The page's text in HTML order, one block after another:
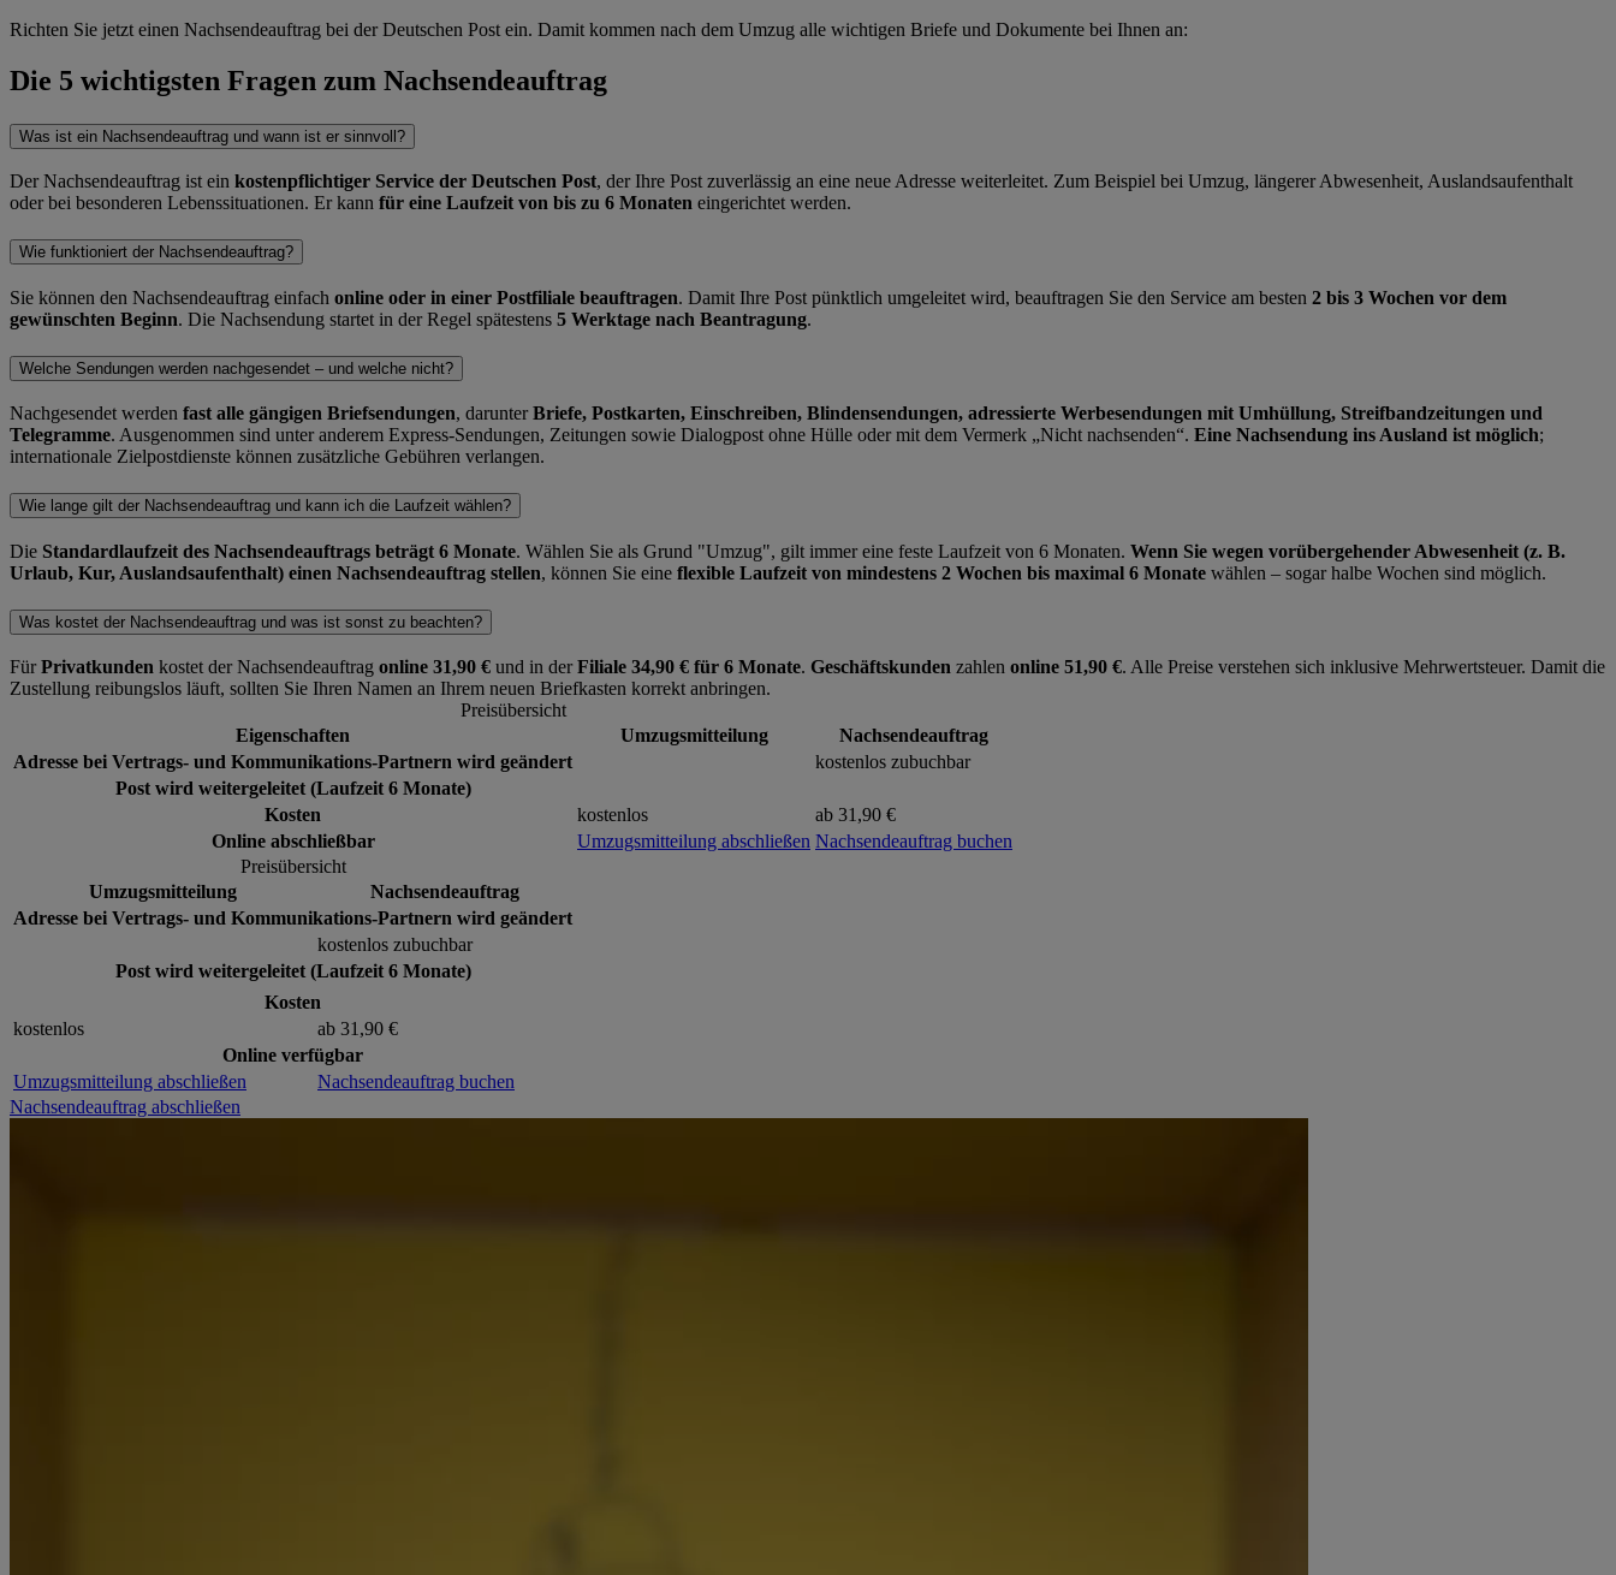
Richten Sie jetzt einen Nachsendeauftrag bei der Deutschen Post ein. Damit kommen nach dem Umzug alle wichtigen Briefe und Dokumente bei Ihnen an:
Die 5 wichtigsten Fragen zum Nachsendeauftrag
Was ist ein Nachsendeauftrag und wann ist er sinnvoll?
Der Nachsendeauftrag ist ein kostenpflichtiger Service der Deutschen Post, der Ihre Post zuverlässig an eine neue Adresse weiterleitet. Zum Beispiel bei Umzug, längerer Abwesenheit, Auslandsaufenthalt
oder bei besonderen Lebenssituationen. Er kann für eine Laufzeit von bis zu 6 Monaten eingerichtet werden.
Wie funktioniert der Nachsendeauftrag?
Sie können den Nachsendeauftrag einfach online oder in einer Postfiliale beauftragen. Damit Ihre Post pünktlich umgeleitet wird, beauftragen Sie den Service am besten 2 bis 3 Wochen vor dem
gewünschten Beginn. Die Nachsendung startet in der Regel spätestens 5 Werktage nach Beantragung.
Welche Sendungen werden nachgesendet – und welche nicht?
Nachgesendet werden fast alle gängigen Briefsendungen, darunterBriefe, Postkarten, Einschreiben, Blindensendungen, adressierte Werbesendungen mit Umhüllung, Streifbandzeitungen und
Telegramme. Ausgenommen sind unter anderem Express-Sendungen, Zeitungen sowie Dialogpost ohne Hülle oder mit dem Vermerk „Nicht nachsenden“. Eine Nachsendung ins Ausland ist möglich;
internationale Zielpostdienste können zusätzliche Gebühren verlangen.
Wie lange gilt der Nachsendeauftrag und kann ich die Laufzeit wählen?
Die Standardlaufzeit des Nachsendeauftrags beträgt 6 Monate. Wählen Sie als Grund "Umzug", gilt immer eine feste Laufzeit von 6 Monaten. Wenn Sie wegen vorübergehender Abwesenheit (z. B.
Urlaub, Kur, Auslandsaufenthalt) einen Nachsendeauftrag stellen, können Sie eine flexible Laufzeit von mindestens 2 Wochen bis maximal 6 Monate wählen – sogar halbe Wochen sind möglich.
Was kostet der Nachsendeauftrag und was ist sonst zu beachten?
FürPrivatkunden kostet der Nachsendeauftrag online 31,90 € und in derFiliale 34,90 € für 6 Monate. Geschäftskunden zahlen online 51,90 €. Alle Preise verstehen sich inklusive Mehrwertsteuer. Damit die
Zustellung reibungslos läuft, sollten Sie Ihren Namen an Ihrem neuen Briefkasten korrekt anbringen.
Preisübersicht
Eigenschaften
Umzugsmitteilung
Nachsendeauftrag
Adresse bei Vertrags- und Kommunikations-Partnern wird geändert
kostenlos zubuchbar
Post wird weitergeleitet (Laufzeit 6 Monate)
Kosten
kostenlos
ab 31,90 €
Online abschließbar
Umzugsmitteilung abschließen Nachsendeauftrag buchen
Preisübersicht
Umzugsmitteilung
Nachsendeauftrag
Adresse bei Vertrags- und Kommunikations-Partnern wird geändert
kostenlos zubuchbar
Post wird weitergeleitet (Laufzeit 6 Monate)
Kosten
kostenlos
ab 31,90 €
Online verfügbar
Umzugsmitteilung abschließen
Nachsendeauftrag buchen
Nachsendeauftrag abschließen